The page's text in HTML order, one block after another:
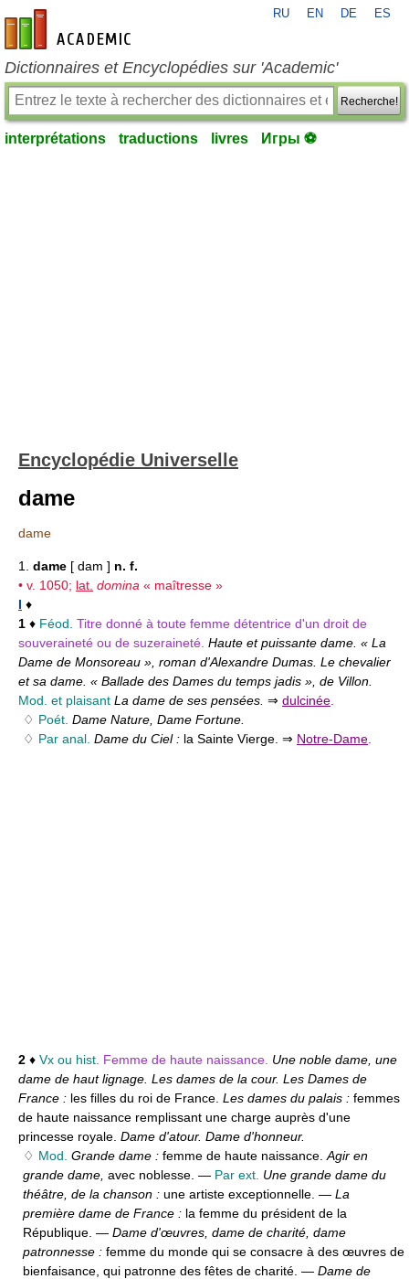
fr-academic.com
RU EN DE ES
Dictionnaires et Encyclopédies sur 'Academic'
Recherche!
interprétations traductions livres Игры ⚽
Encyclopédie Universelle
dame
dame
1. dame [ dam ] n. f.
• v. 1050; lat. domina « maîtresse »
I ♦
1 ♦ Féod. Titre donné à toute femme détentrice d'un droit de
souveraineté ou de suzeraineté. Haute et puissante dame. « La
Dame de Monsoreau », roman d'Alexandre Dumas. Le chevalier
et sa dame. « Ballade des Dames du temps jadis », de Villon.
Mod. et plaisant La dame de ses pensées. ⇒ dulcinée
♢ Poét. Dame Nature, Dame Fortune.
♢ Par anal. Dame du Ciel : la Sainte Vierge. ⇒ Notre-Dame
2 ♦ Vx ou hist. Femme de haute naissance. Une noble dame, une
dame de haut lignage. Les dames de la cour. Les Dames de
France : les filles du roi de France. Les dames du palais : femmes
de haute naissance remplissant une charge auprès d'une
princesse royale. Dame d'atour. Dame d'honneur.
♢ Mod. Grande dame : femme de haute naissance. Agir en
grande dame, avec noblesse. — Par ext. Une grande dame du
théâtre, de la chanson : une artiste exceptionnelle. — La
première dame de France : la femme du président de la
République. — Dame d'œuvres, dame de charité, dame
patronnesse : femme du monde qui se consacre à des œuvres de
bienfaisance, qui patronne des fêtes de charité. — Dame de